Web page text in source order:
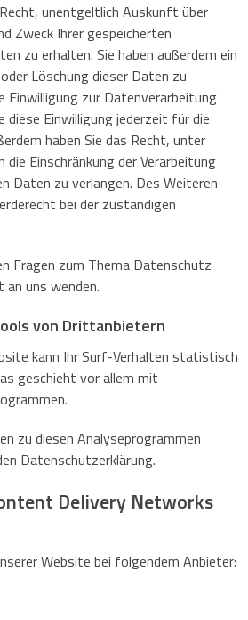
unentgeltlich Auskunft über
Zweck Ihrer gespeicherten
zu erhalten. Sie haben außerdem ein
Löschung dieser Daten zu
Einwilligung zur Datenverarbeitung
diese Einwilligung jederzeit für die
haben Sie das Recht, unter
Einschränkung der Verarbeitung
Daten zu verlangen. Des Weiteren
bei der zuständigen
Fragen zum Thema Datenschutz
an uns wenden.
von Dritt­anbietern
kann Ihr Surf-Verhalten statistisch
geschieht vor allem mit
zu diesen Analyseprogrammen
Datenschutzerklärung.
Delivery Networks
Website bei folgendem Anbieter: